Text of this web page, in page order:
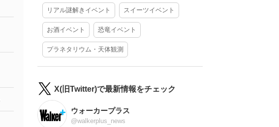
リアル謎解きイベント スイーツイベント
お酒イベント 恐竜イベント
プラネタリウム・天体観測
X(旧Twitter)で最新情報をチェック
ウォーカープラス
@walkerplus_news